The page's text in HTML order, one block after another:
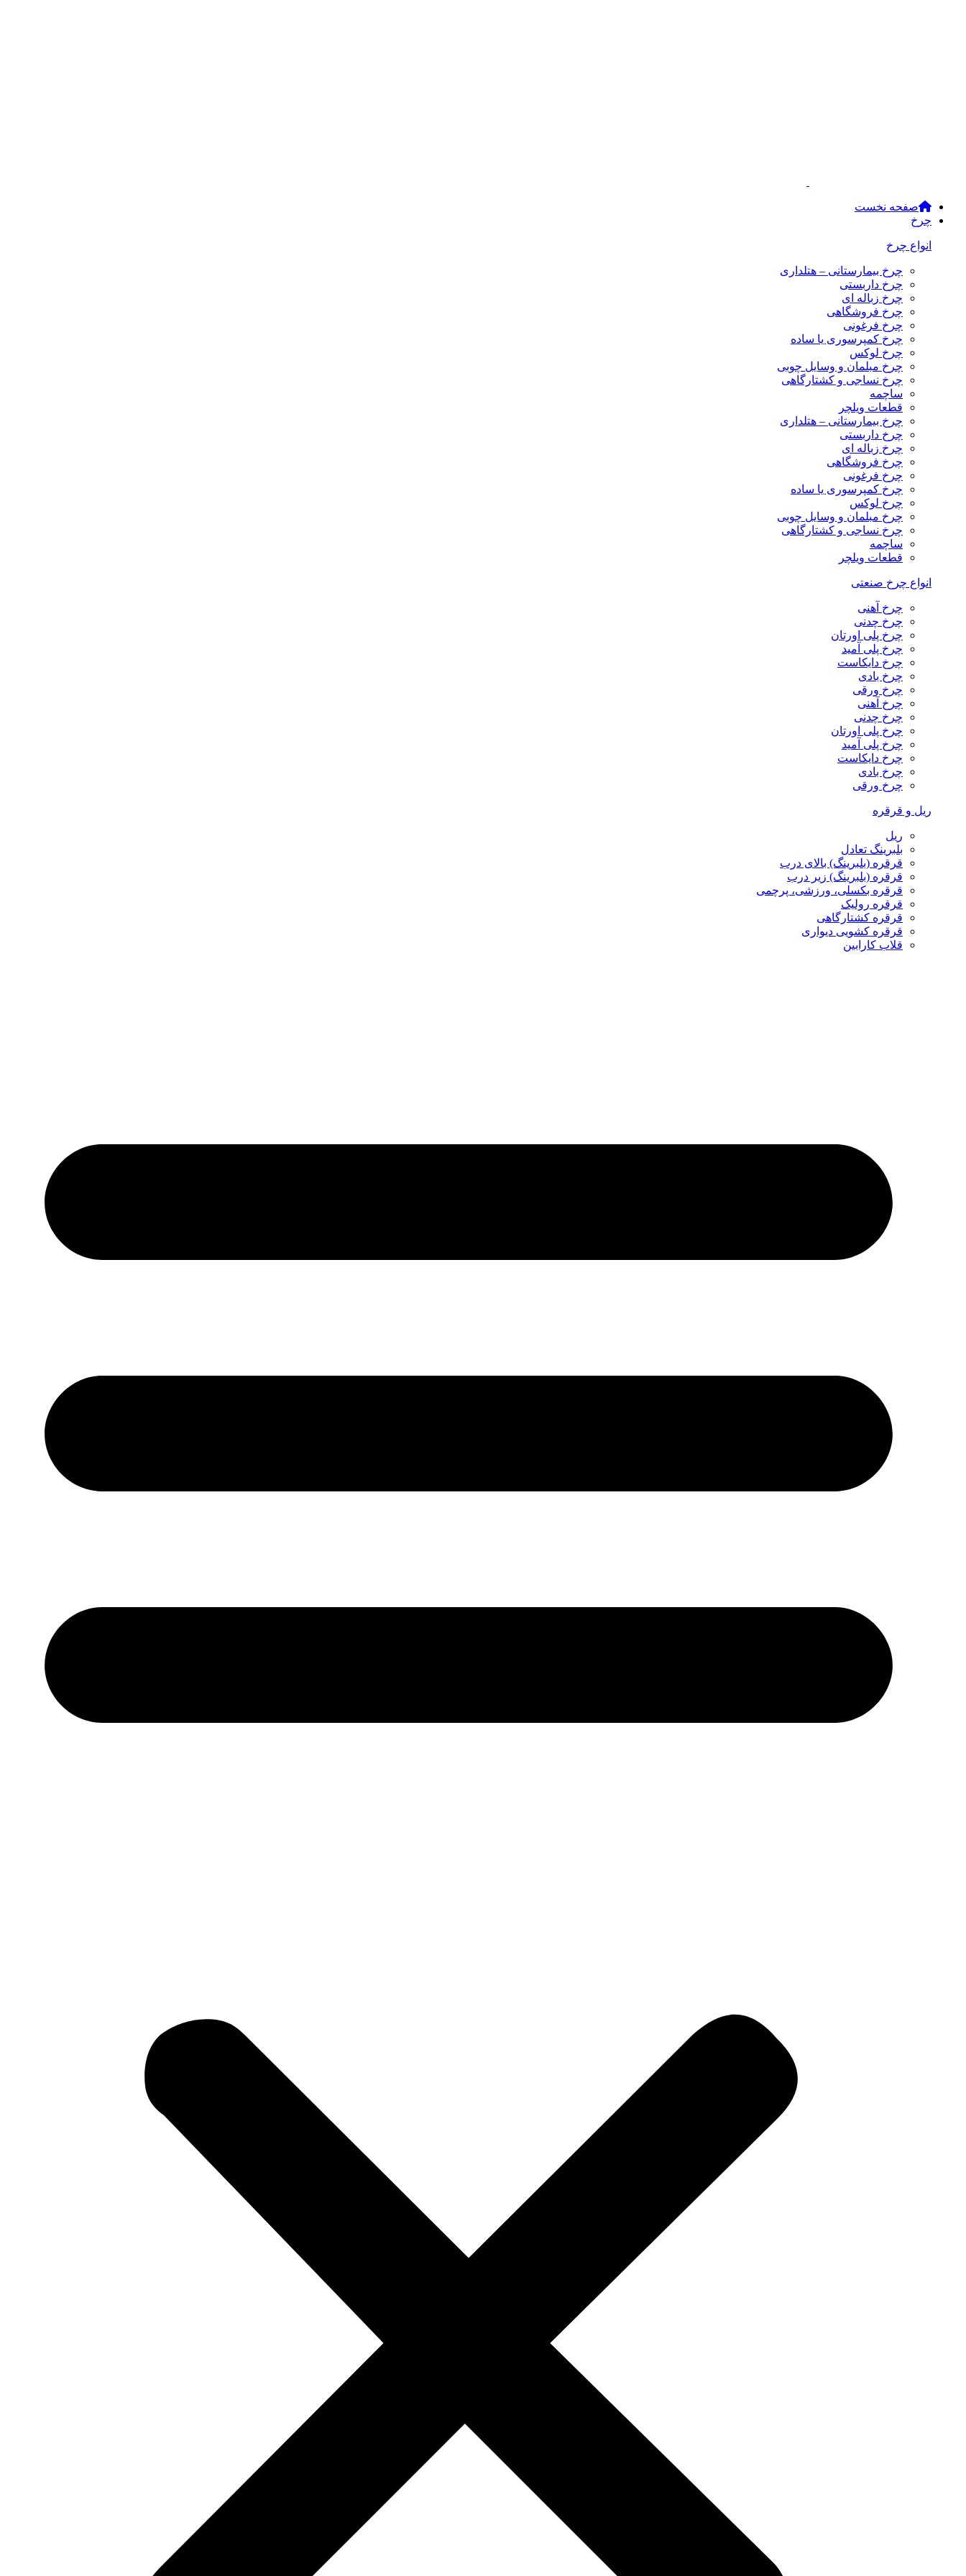
صفحه نخست
چرخ
انواع چرخ
چرخ بیمارستانی – هتلداری
چرخ داربستی
چرخ زباله ای
چرخ فروشگاهی
چرخ فرغونی
چرخ کمپرسوری یا ساده
چرخ لوکس
چرخ مبلمان و وسایل چوبی
چرخ نساجی و کشتارگاهی
ساچمه
قطعات ویلچر
چرخ بیمارستانی – هتلداری
چرخ داربستی
چرخ زباله ای
چرخ فروشگاهی
چرخ فرغونی
چرخ کمپرسوری یا ساده
چرخ لوکس
چرخ مبلمان و وسایل چوبی
چرخ نساجی و کشتارگاهی
ساچمه
قطعات ویلچر
انواع چرخ صنعتی
چرخ آهنی
چرخ چدنی
چرخ پلی اورتان
چرخ پلی آمید
چرخ دایکاست
چرخ بادی
چرخ ورقی
چرخ آهنی
چرخ چدنی
چرخ پلی اورتان
چرخ پلی آمید
چرخ دایکاست
چرخ بادی
چرخ ورقی
ریل و قرقره
ریل
بلبرینگ تعادل
قرقره (بلبرینگ) بالای درب
قرقره (بلبرینگ) زیر درب
قرقره بکسلی، ورزشی، پرچمی
قرقره رولیک
قرقره کشتارگاهی
قرقره کشویی دیواری
قلاب کارابین